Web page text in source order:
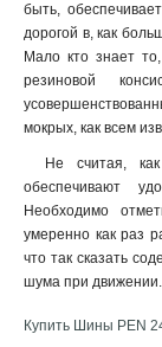
быть,
дорогой в, как
Мало кто знает
резиновой
мокрых, как всем
Не считая,
обеспечивают
Необходимо
умеренно как раз
что так сказать
шума при движении.
Купить Шины PEN